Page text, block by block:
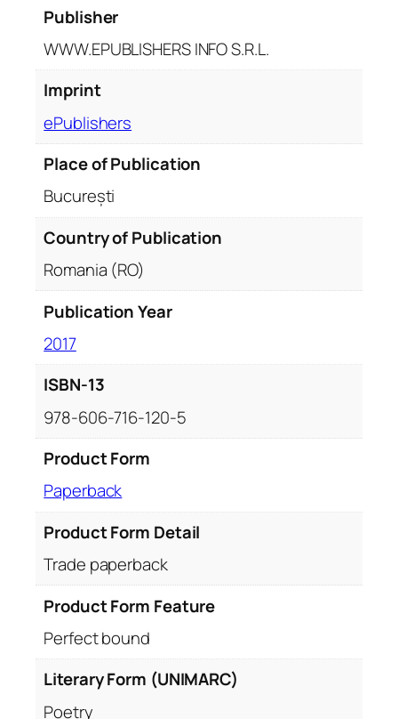
Publisher
WWW.EPUBLISHERS INFO S.R.L.
Imprint
ePublishers
Place of Publication
București
Country of Publication
Romania (RO)
Publication Year
2017
ISBN-13
978-606-716-120-5
Product Form
Paperback
Product Form Detail
Trade paperback
Product Form Feature
Perfect bound
Literary Form (UNIMARC)
Poetry